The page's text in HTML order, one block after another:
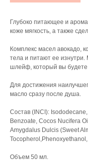
Глубоко питающее и
коже мягкость, а также
Комплекс масел авокадо,
тела и питают ее
шлейф, который вы будете
Для достижения
масло сразу после душа.
Состав (INCI):
Benzoate, Cocos Nucifera
Amygdalus Dulcis (Sweet
Tocopherol,Phenoxyethanol,
Объем 50 мл.